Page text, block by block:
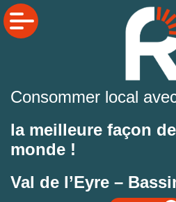
Consommer local
la meilleure façon
monde !
Val de l’Eyre –